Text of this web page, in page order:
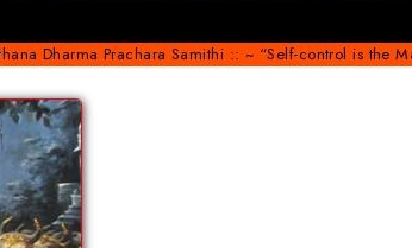
Samithi :: ~ “Self-control is the Mantra of